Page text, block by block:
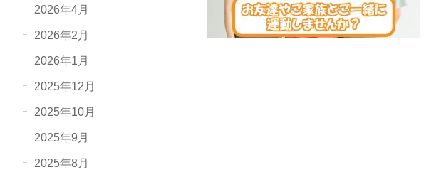
2026年4月
2026年2月
2026年1月
2025年12月
2025年10月
2025年9月
2025年8月